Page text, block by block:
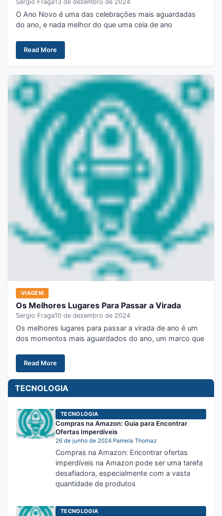
Sergio Fraga13 de dezembro de 2024
O Ano Novo é uma das celebrações mais aguardadas
do ano, e nada melhor do que uma ceia de ano
Read More
VIAGEM
Os Melhores Lugares Para Passar a Virada
Sergio Fraga10 de dezembro de 2024
Os melhores lugares para passar a virada de ano é um
dos momentos mais aguardados do ano, um marco que
Read More
TECNOLOGIA
TECNOLOGIA
Compras na Amazon: Guia para Encontrar
Ofertas Imperdíveis
26 de junho de 2024 Pamela Thomaz
Compras na Amazon: Encontrar ofertas
imperdíveis na Amazon pode ser uma tarefa
desafiadora, especialmente com a vasta
quantidade de produtos
TECNOLOGIA